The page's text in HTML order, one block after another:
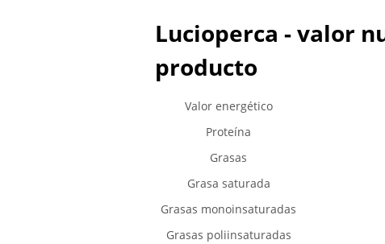
Lucioperca - valor
producto
Valor energético
Proteína
Grasas
Grasa saturada
Grasas monoinsaturadas
Grasas poliinsaturadas